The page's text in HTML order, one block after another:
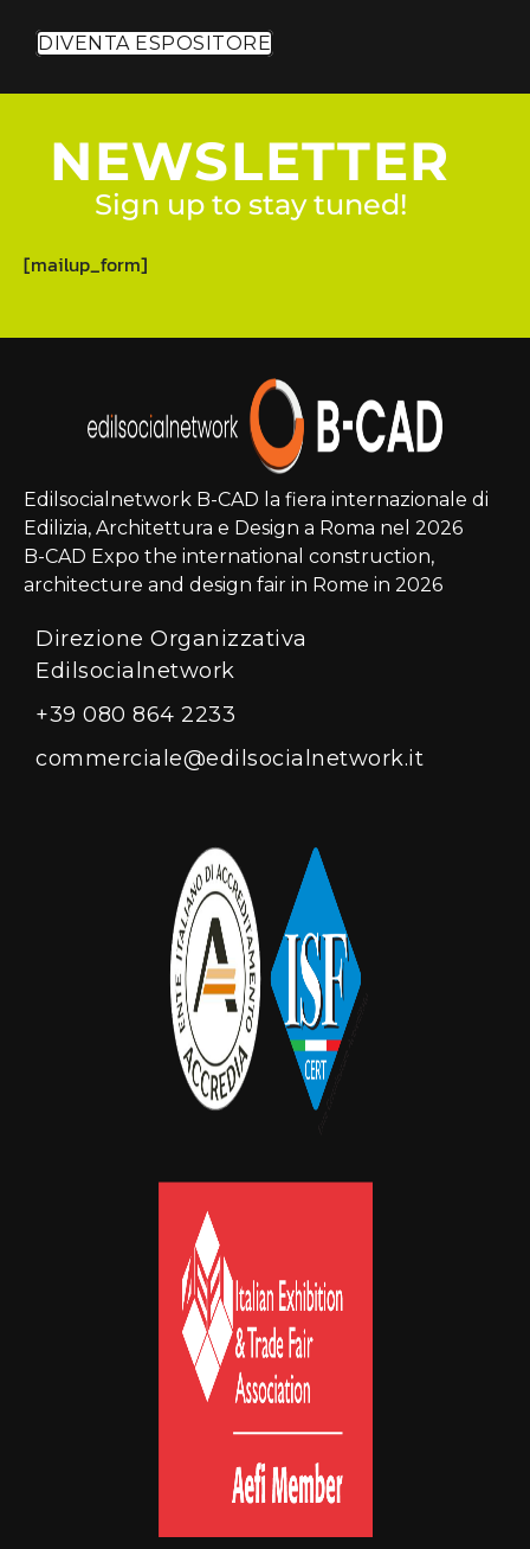
DIVENTA ESPOSITORE
NEWSLETTER
Sign up to stay tuned!
[mailup_form]
Edilsocialnetwork B-CAD la fiera internazionale di
Edilizia, Architettura e Design a Roma nel 2026
B-CAD Expo the international construction,
architecture and design fair in Rome in 2026
Direzione Organizzativa
Edilsocialnetwork
+39 080 864 2233
commerciale@edilsocialnetwork.it